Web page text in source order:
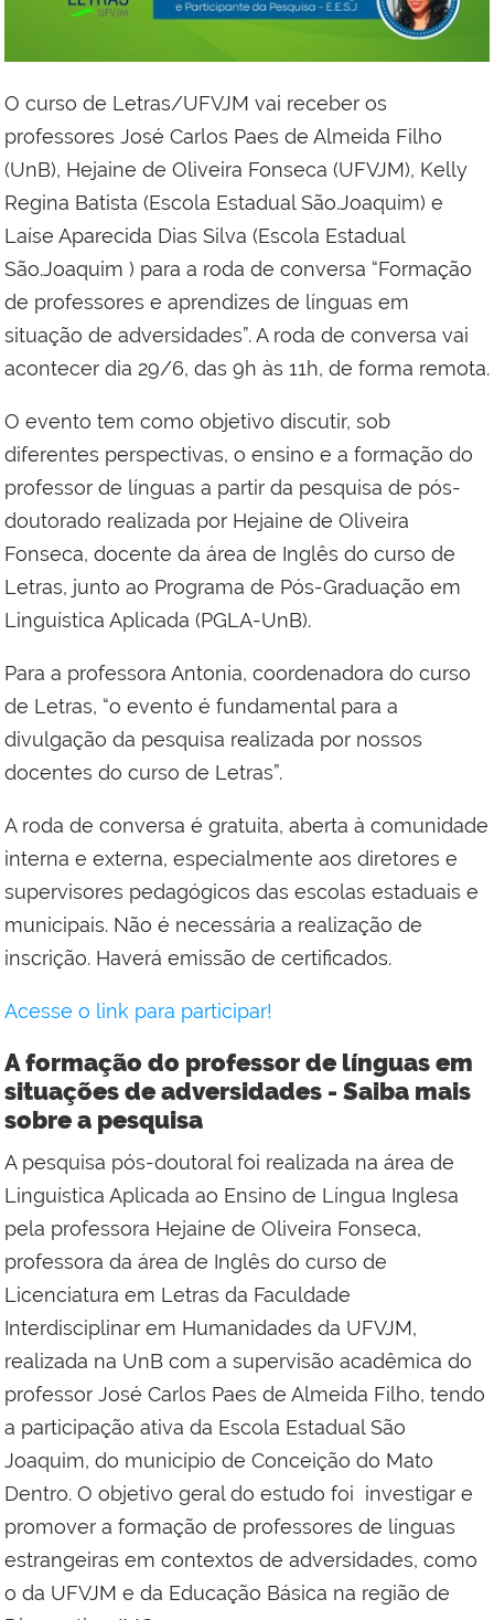
O curso de Letras/UFVJM vai receber os
professores José Carlos Paes de Almeida Filho
(UnB), Hejaine de Oliveira Fonseca (UFVJM), Kelly
Regina Batista (Escola Estadual São.Joaquim) e
Laíse Aparecida Dias Silva (Escola Estadual
São.Joaquim ) para a roda de conversa “Formação
de professores e aprendizes de línguas em
situação de adversidades”. A roda de conversa vai
acontecer dia 29/6, das 9h às 11h, de forma remota.
O evento tem como objetivo discutir, sob
diferentes perspectivas, o ensino e a formação do
professor de línguas a partir da pesquisa de pós-
doutorado realizada por Hejaine de Oliveira
Fonseca, docente da área de Inglês do curso de
Letras, junto ao Programa de Pós-Graduação em
Linguística Aplicada (PGLA-UnB).
Para a professora Antonia, coordenadora do curso
de Letras, “o evento é fundamental para a
divulgação da pesquisa realizada por nossos
docentes do curso de Letras”.
A roda de conversa é gratuita, aberta à comunidade
interna e externa, especialmente aos diretores e
supervisores pedagógicos das escolas estaduais e
municipais. Não é necessária a realização de
inscrição. Haverá emissão de certificados.
Acesse o link para participar!
A formação do professor de línguas em
situações de adversidades - Saiba mais
sobre a pesquisa
A pesquisa pós-doutoral foi realizada na área de
Linguística Aplicada ao Ensino de Língua Inglesa
pela professora Hejaine de Oliveira Fonseca,
professora da área de Inglês do curso de
Licenciatura em Letras da Faculdade
Interdisciplinar em Humanidades da UFVJM,
realizada na UnB com a supervisão acadêmica do
professor José Carlos Paes de Almeida Filho, tendo
a participação ativa da Escola Estadual São
Joaquim, do município de Conceição do Mato
Dentro. O objetivo geral do estudo foi investigar e
promover a formação de professores de línguas
estrangeiras em contextos de adversidades, como
o da UFVJM e da Educação Básica na região de